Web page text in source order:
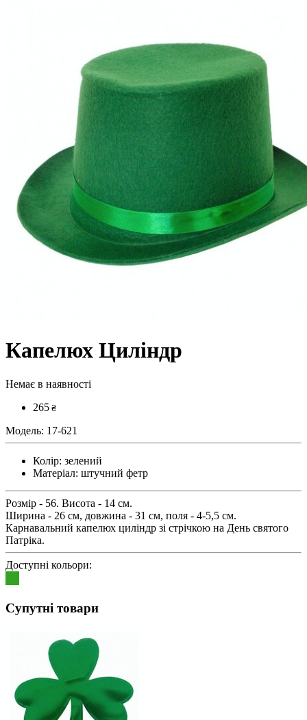
Капелюх Циліндр
Немає в наявності
265 ₴
Модель: 17-621
Колір: зелений
Матеріал: штучний фетр
Розмір - 56. Висота - 14 см.
Ширина - 26 см, довжина - 31 см, поля - 4-5,5 см.
Карнавальний капелюх циліндр зі стрічкою на День святого
Патріка.
Доступні кольори:
Супутні товари